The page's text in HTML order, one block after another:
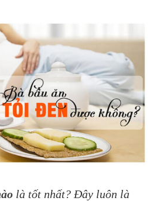
là tốt nhất? Đây luôn là